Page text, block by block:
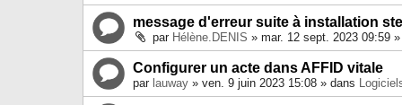
message d'erreur suite à installation
par Hélène.DENIS » mar. 12 sept. 2023 09:59
Configurer un acte dans AFFID vitale
par lauway » ven. 9 juin 2023 15:08 » dans